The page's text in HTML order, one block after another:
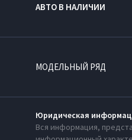
АВТО В НАЛИЧИИ
МОДЕЛЬНЫЙ РЯД
Юридическая
Вся информация,